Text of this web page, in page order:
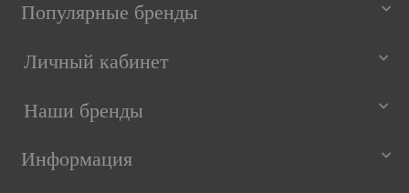
Популярные бренды
Личный кабинет
Наши бренды
Информация